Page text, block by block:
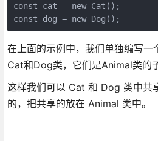
const cat = new Cat();
const dog = new Dog();
在上面的示例中，我们单独编写
Cat和Dog类，它们是Animal类的
这样我们可以 Cat 和 Dog 类中共
的，把共享的放在 Animal 类中。